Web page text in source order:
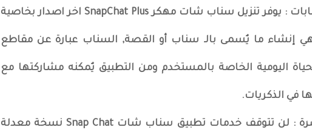
القصص و السنابات : يوفر تنزيل سناب شات مهكر SnapChat Plus اخر اصدار بخاصية
إنشاء ما يٌسمى بالـ سناب أو القصة, السناب عبارة عن مقاطع
اليومية الخاصة بالمستخدم ومن التطبيق يٌمكنه مشاركتها مع
في الذكريات.
الدردشة المباشرة : لن تتوقف خدمات تطبيق سناب شات Snap Chat نسخة معدلة